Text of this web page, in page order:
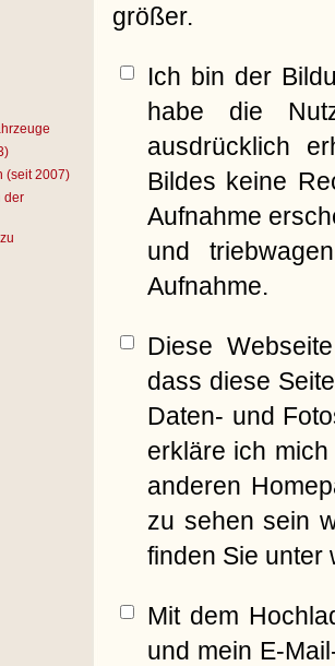
(seit 2007)
der
größer.
Ich bin der
habe die
ausdrücklich
Bildes keine
Aufnahme
und
Aufnahme.
Diese
dass diese
Daten- und
erkläre ich
anderen
zu sehen sein
finden Sie unter
Mit dem
und mein E-